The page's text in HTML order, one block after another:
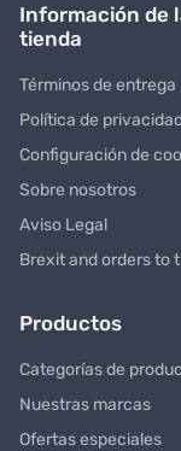
Información de
tienda
Términos de entrega
Política de
Configuración de
Sobre nosotros
Aviso Legal
Brexit and orders to
Productos
Categorías de
Nuestras marcas
Ofertas especiales